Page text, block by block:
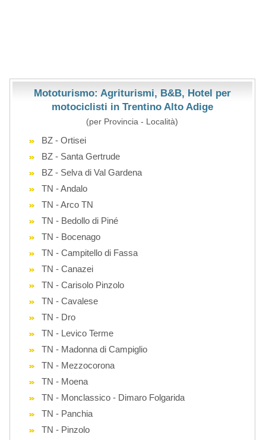
Mototurismo: Agriturismi, B&B, Hotel per
motociclisti in Trentino Alto Adige
(per Provincia - Località)
BZ - Ortisei
BZ - Santa Gertrude
BZ - Selva di Val Gardena
TN - Andalo
TN - Arco TN
TN - Bedollo di Piné
TN - Bocenago
TN - Campitello di Fassa
TN - Canazei
TN - Carisolo Pinzolo
TN - Cavalese
TN - Dro
TN - Levico Terme
TN - Madonna di Campiglio
TN - Mezzocorona
TN - Moena
TN - Monclassico - Dimaro Folgarida
TN - Panchia
TN - Pinzolo